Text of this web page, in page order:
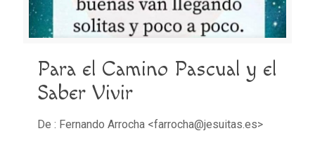
Para el Camino Pascual y el
Saber Vivir
De : Fernando Arrocha <farrocha@jesuitas.es>